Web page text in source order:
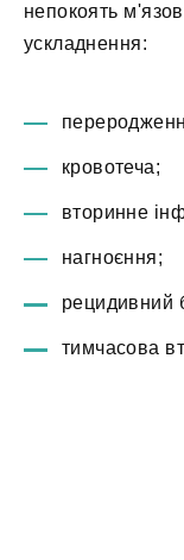
непокоять
ускладнення:
кровотеча;
вторинне
нагноєння;
рецидивний
тимчасова